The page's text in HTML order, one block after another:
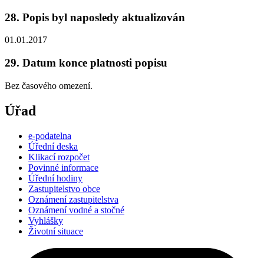
28. Popis byl naposledy aktualizován
01.01.2017
29. Datum konce platnosti popisu
Bez časového omezení.
Úřad
e-podatelna
Úřední deska
Klikací rozpočet
Povinné informace
Úřední hodiny
Zastupitelstvo obce
Oznámení zastupitelstva
Oznámení vodné a stočné
Vyhlášky
Životní situace